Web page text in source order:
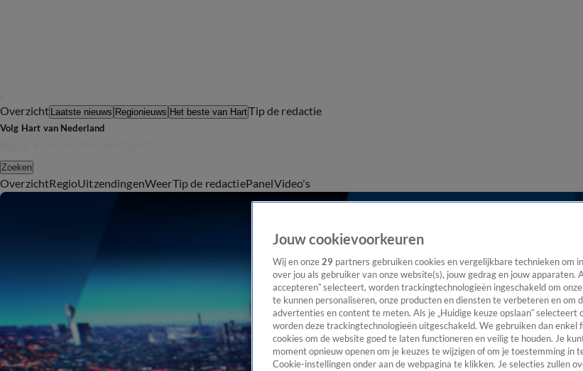
Overzicht Laatste nieuws Regionieuws Het beste van HartTip de redactie
Volg Hart van Nederland
Zoeken
OverzichtRegioUitzendingenWeerTip de redactiePanelVideo's
Jouw cookievoorkeuren
Wij en onze 29 partners gebruiken cookies en vergelijkbare technieken om
over jou als gebruiker van onze website(s), jouw gedrag en jouw apparaten.
accepteren” selecteert, worden trackingtechnologieën ingeschakeld om
te kunnen personaliseren, onze producten en diensten te verbeteren en om
advertenties en content te meten. Als je „Huidige keuze opslaan”
worden deze trackingtechnologieën uitgeschakeld. We gebruiken dan enkel
cookies om de website goed te laten functioneren en veilig te houden. Je
moment opnieuw openen om je keuzes te wijzigen of om je toestemming in
Cookie-instellingen onder aan de webpagina te klikken. Je selecties zullen